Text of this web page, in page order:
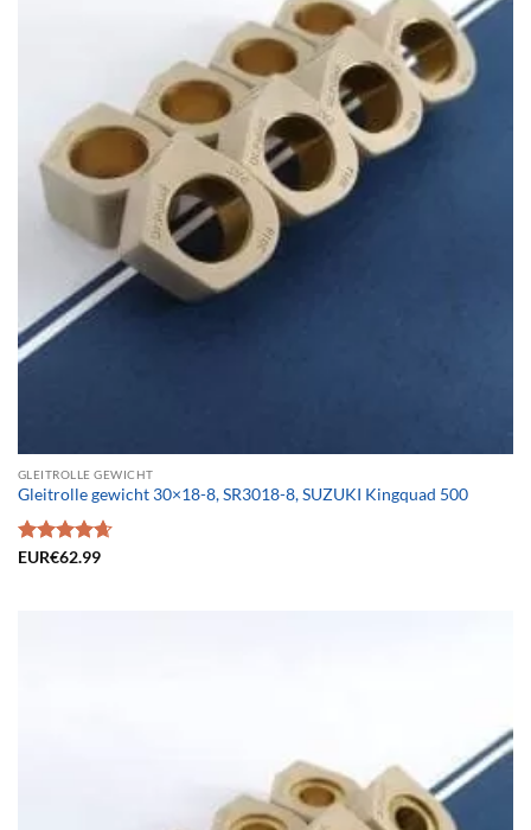
GLEITROLLE GEWICHT
Gleitrolle gewicht 30×18-8, SR3018-8, SUZUKI Kingquad 500
Bewertet
EUR€62.99